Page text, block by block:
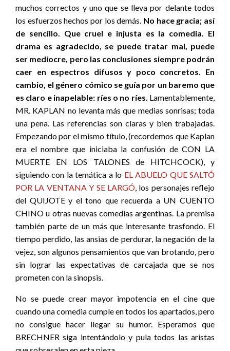
muchos correctos y uno que se lleva por delante todos
los esfuerzos hechos por los demás. No hace gracia; así
de sencillo. Que cruel e injusta es la comedia. El
drama es agradecido, se puede tratar mal, puede
ser mediocre, pero las conclusiones siempre podrán
caer en espectros difusos y poco concretos. En
cambio, el género cómico se guía por un baremo que
es claro e inapelable: ríes o no ríes. Lamentablemente,
MR. KAPLAN no levanta más que medias sonrisas; toda
una pena. Las referencias son claras y bien trabajadas.
Empezando por el mismo título, (recordemos que Kaplan
era el nombre que iniciaba la confusión de CON LA
MUERTE EN LOS TALONES de HITCHCOCK), y
siguiendo con la temática a lo EL ABUELO QUE SALTÓ
POR LA VENTANA Y SE LARGÓ, los personajes reflejo
del QUIJOTE y el tono que recuerda a UN CUENTO
CHINO u otras nuevas comedias argentinas. La premisa
también parte de un más que interesante trasfondo. El
tiempo perdido, las ansias de perdurar, la negación de la
vejez, son algunos pensamientos que van brotando, pero
sin lograr las expectativas de carcajada que se nos
prometen con la sinopsis.
No se puede crear mayor impotencia en el cine que
cuando una comedia cumple en todos los apartados, pero
no consigue hacer llegar su humor. Esperamos que
BRECHNER siga intentándolo y pula todos las aristas